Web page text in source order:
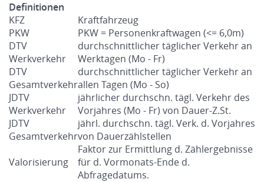
Definitionen
KFZ
Kraftfahrzeug
PKW
PKW = Personenkraftwagen (<= 6,0m)
DTV
Werkverkehr
durchschnittlicher täglicher Verkehr an
Werktagen (Mo - Fr)
DTV
Gesamtverkehr
durchschnittlicher täglicher Verkehr an
allen Tagen (Mo - So)
JDTV
Werkverkehr
jährlicher durchschn. tägl. Verkehr des
Vorjahres (Mo - Fr) von Dauer-Z.St.
JDTV
Gesamtverkehr
jährl. durchschn. tägl. Verk. d. Vorjahres
von Dauerzählstellen
Valorisierung
Faktor zur Ermittlung d. Zählergebnisse
für d. Vormonats-Ende d.
Abfragedatums.